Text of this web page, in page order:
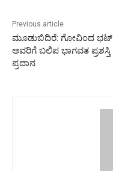
Previous article
ಮೂಡುಬಿದಿರೆ: ಗೋವಿಂದ ಭಟ್
ಅವರಿಗೆ ಬಲಿಪ ಭಾಗವತ ಪ್ರಶಸ್ತಿ
ಪ್ರದಾನ